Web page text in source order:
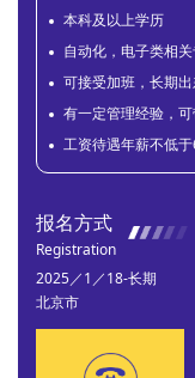
本科及以上学历
自动化，电子类相
可接受加班，长期
有一定管理经验，
工资待遇年薪不低
报名方式
Registration
2025／1／18-长期
北京市